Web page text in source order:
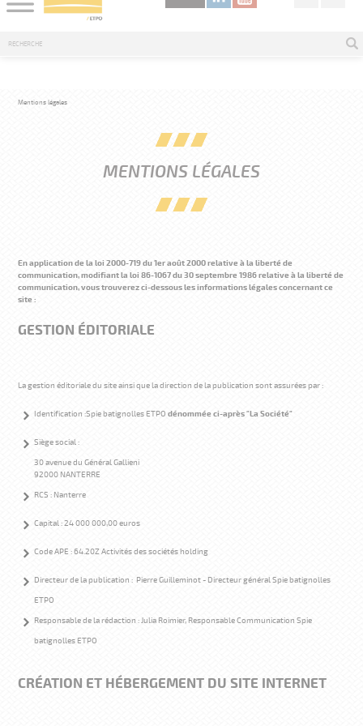
Mentions légales
MENTIONS LÉGALES
En application de la loi 2000-719 du 1er août 2000 relative à la liberté de
communication, modifiant la loi 86-1067 du 30 septembre 1986 relative à la liberté de
communication, vous trouverez ci-dessous les informations légales concernant ce
site :
GESTION ÉDITORIALE
La gestion éditoriale du site ainsi que la direction de la publication sont assurées par :
Identification :Spie batignolles ETPO dénommée ci-après "La Société"
Siège social :
30 avenue du Général Gallieni
92000 NANTERRE
RCS : Nanterre
Capital : 24 000 000,00 euros
Code APE : 64.20Z Activités des sociétés holding
Directeur de la publication : Pierre Guilleminot - Directeur général Spie batignolles
ETPO
Responsable de la rédaction : Julia Roimier, Responsable Communication Spie
batignolles ETPO
CRÉATION ET HÉBERGEMENT DU SITE INTERNET